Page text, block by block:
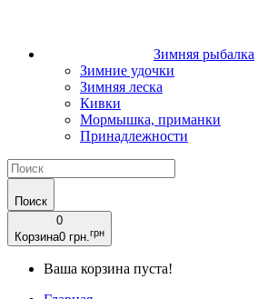
Зимняя рыбалка
Зимние удочки
Зимняя леска
Кивки
Мормышка, приманки
Принадлежности
Поиск
0
Корзина0 грн. грн
Ваша корзина пуста!